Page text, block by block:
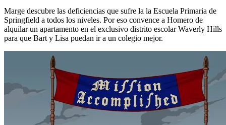
Marge descubre las deficiencias que sufre la la Escuela Primaria de
Springfield a todos los niveles. Por eso convence a Homero de
alquilar un apartamento en el exclusivo distrito escolar Waverly Hills
para que Bart y Lisa puedan ir a un colegio mejor.